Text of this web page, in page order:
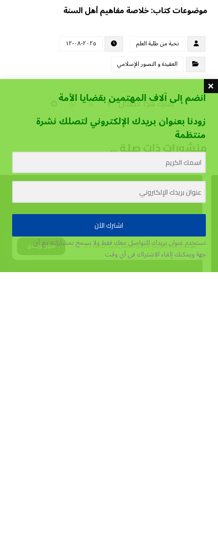
موضوعات كتاب: خلاصة مفاهيم أهل السنة
نخبة من طلبة العلم
٢٠٢٥-٠٨-١٢
العقيدة و التصور الإسلامي
منشورات ذات صلة ...
يستخدم هذا الموقع الكوكيز لتحسين تجربة المستخدم. قبول وإغلاق
انضم إلى آلاف المهتمين بقضايا الأمة
زودنا بعنوان بريدك الإلكتروني لتصلك نشرة
منتظمة
اشترك الآن
نستخدم عنوان بريدك للتواصل معك فقط ولا نسمح بمشاركته مع أي
جهةويمكنك إلغاء الاشتراك في أي وقت